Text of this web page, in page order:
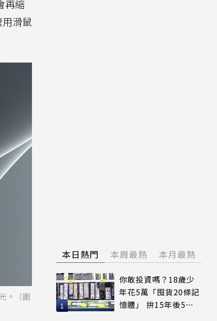
再縮
滑鼠
。（圖
本日熱門 本周最熱 本月最熱
你敢投資嗎？18歲少
年花5萬「囤貨20條記
憶體」 拚15年後5倍